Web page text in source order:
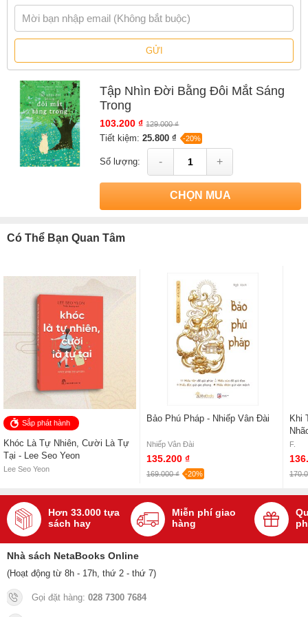
Nếu bạn không hạnh phúc, tôi mong ngày mai của bạn sẽ tốt hơn
ngày hôm nay.”
“Hãy kiên trì để bình thản vượt qua vô vàn can thiệp
Hãy can đảm để mạnh dạn đi tìm con đường của riêng mình
Hãy thận trọng để biết khi nào cần tập trung và không bị sao
nhãng.”
“Mặt trời rạng rỡ chiếu sáng bạn,
Cơn mưa dịu dàng khóc vì bạn,
Và màn đêm lặng lẽ lắng nghe câu chuyện của bạn.”
Seunghwan Jeonlà một “chuyên gia trị liệu bằng sách”
sức mạnh đồng cảm và an ủi trong câu chữ để chữa lành trái
tim của những tâm hồn mệt mỏi.
Xem tất cả sách của tác giả Seunghwan Jeon
Tập Nhìn Đời Bằng Đôi Mắt Sáng Trongcủa tác giả
Seunghwan Jeon, có bán tại Nhà sách online NetaBooks với ưu đãi
Bao sách miễn phí và Gian hàng NetaBooks tại Tiki với ưu đãi Bao
sách miễn phí và tặng Bookmark
GỬI
Tập Nhìn Đời Bằng Đôi Mắt Sáng
Trong
103.200 ₫ 129.000 ₫
Tiết kiệm:25.800 ₫ -20%
Số lượng: - +
CHỌN MUA
Có Thể Bạn Quan Tâm
Sắp phát hành
Khóc Là Tự Nhiên, Cười Là Tự
Tại - Lee Seo Yeon
Lee Seo Yeon
Bảo Phú Pháp - Nhiếp Vân Đài
Nhiếp Vân Đài
135.200 ₫
169.000 ₫ -20%
Khi
Vụn
F.
Hơn 33.000 tựa
sách hay
Miễn phí giao
hàng
Nhà sách NetaBooks Online
(Hoạt động từ 8h - 17h, thứ 2 - thứ 7)
Gọi đặt hàng: 028 7300 7684